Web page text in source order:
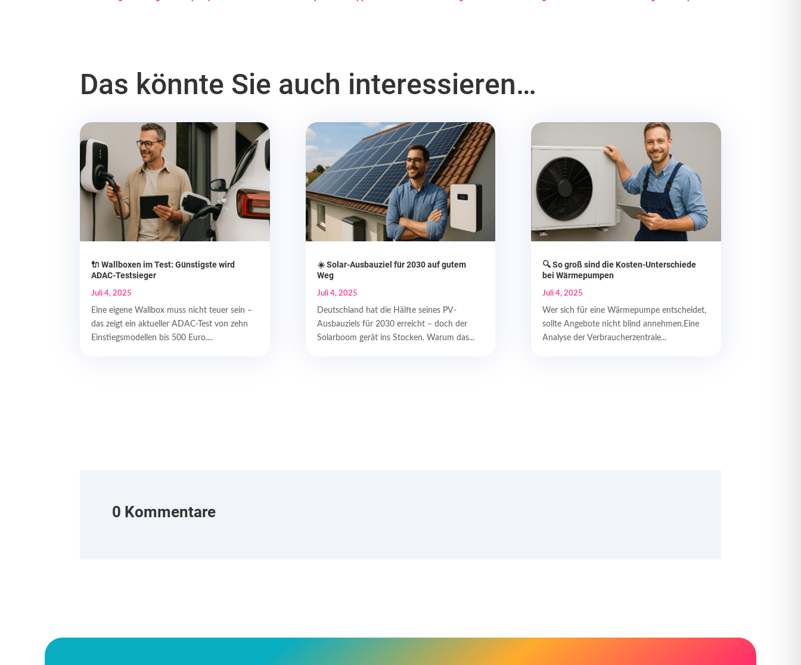
Das könnte Sie auch interessieren…
🔌 Wallboxen im Test: Günstigste wird
ADAC-Testsieger
Juli 4, 2025
Eine eigene Wallbox muss nicht teuer sein –
das zeigt ein aktueller ADAC-Test von zehn
Einstiegsmodellen bis 500 Euro....
☀️ Solar-Ausbauziel für 2030 auf gutem
Weg
Juli 4, 2025
Deutschland hat die Hälfte seines PV-
Ausbauziels für 2030 erreicht – doch der
Solarboom gerät ins Stocken. Warum das...
🔍 So groß sind die Kosten-Unterschiede
bei Wärmepumpen
Juli 4, 2025
Wer sich für eine Wärmepumpe entscheidet,
sollte Angebote nicht blind annehmen.Eine
Analyse der Verbraucherzentrale...
0 Kommentare